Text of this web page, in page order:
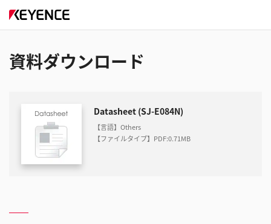
資料ダウンロード
Datasheet (SJ-E084N)
【言語】Others
【ファイルタイプ】PDF:0.71MB